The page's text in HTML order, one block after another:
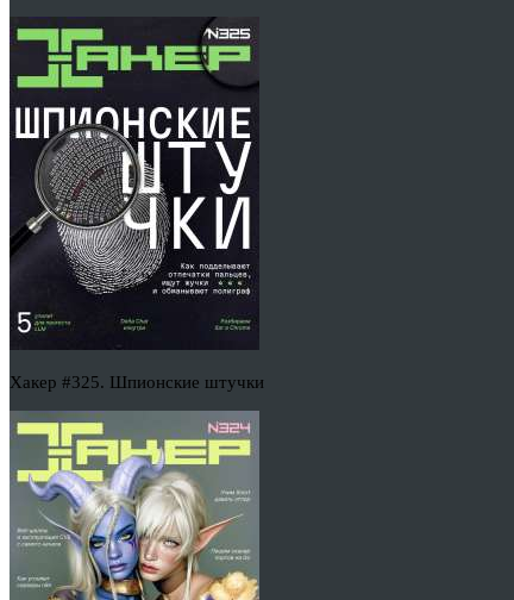
Хакер #325. Шпионские штучки